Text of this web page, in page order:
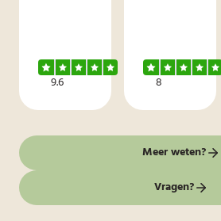
9.6 8
Meer weten?
Vragen?